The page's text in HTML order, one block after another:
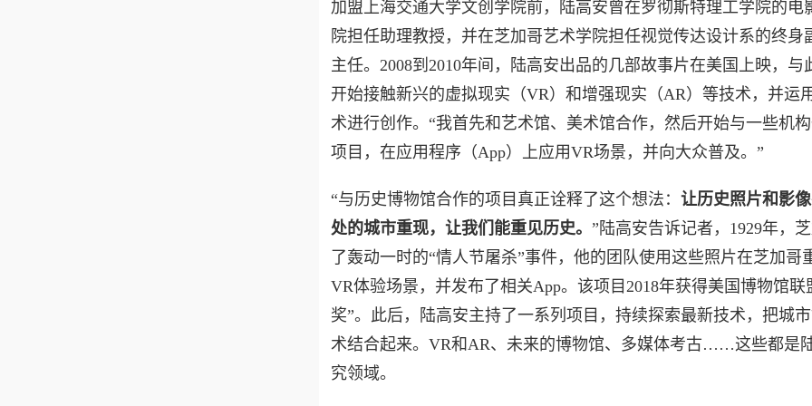
加盟上海交通大学文创学院前，陆高安曾在罗彻斯特理工学院的电
院担任助理教授，并在芝加哥艺术学院担任视觉传达设计系的终身
主任。2008到2010年间，陆高安出品的几部故事片在美国上映，与
开始接触新兴的虚拟现实（VR）和增强现实（AR）等技术，并运
术进行创作。“我首先和艺术馆、美术馆合作，然后开始与一些机
项目，在应用程序（App）上应用VR场景，并向大众普及。”
“与历史博物馆合作的项目真正诠释了这个想法： 让历史照片和影
处的城市重现，让我们能重见历史。 ”陆高安告诉记者，1929年，
了轰动一时的“情人节屠杀”事件，他的团队使用这些照片在芝加哥
VR体验场景，并发布了相关App。该项目2018年获得美国博物馆联
奖”。此后，陆高安主持了一系列项目，持续探索最新技术，把城
术结合起来。VR和AR、未来的博物馆、多媒体考古……这些都是
究领域。